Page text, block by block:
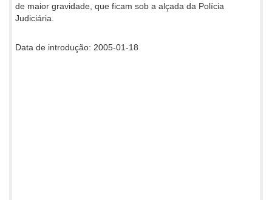
de maior gravidade, que ficam sob a alçada da Polícia
Judiciária.
Data de introdução: 2005-01-18